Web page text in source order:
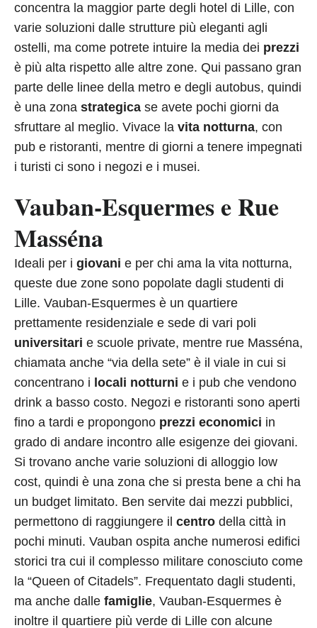
concentra la maggior parte degli hotel di Lille, con
varie soluzioni dalle strutture più eleganti agli
ostelli, ma come potrete intuire la media dei prezzi
è più alta rispetto alle altre zone. Qui passano gran
parte delle linee della metro e degli autobus, quindi
è una zona strategica se avete pochi giorni da
sfruttare al meglio. Vivace la vita notturna, con
pub e ristoranti, mentre di giorni a tenere impegnati
i turisti ci sono i negozi e i musei.
Vauban-Esquermes e Rue
Masséna
Ideali per i giovani e per chi ama la vita notturna,
queste due zone sono popolate dagli studenti di
Lille. Vauban-Esquermes è un quartiere
prettamente residenziale e sede di vari poli
universitari e scuole private, mentre rue Masséna,
chiamata anche “via della sete” è il viale in cui si
concentrano i locali notturni e i pub che vendono
drink a basso costo. Negozi e ristoranti sono aperti
fino a tardi e propongono prezzi economici in
grado di andare incontro alle esigenze dei giovani.
Si trovano anche varie soluzioni di alloggio low
cost, quindi è una zona che si presta bene a chi ha
un budget limitato. Ben servite dai mezzi pubblici,
permettono di raggiungere il centro della città in
pochi minuti. Vauban ospita anche numerosi edifici
storici tra cui il complesso militare conosciuto come
la “Queen of Citadels”. Frequentato dagli studenti,
ma anche dalle famiglie, Vauban-Esquermes è
inoltre il quartiere più verde di Lille con alcune